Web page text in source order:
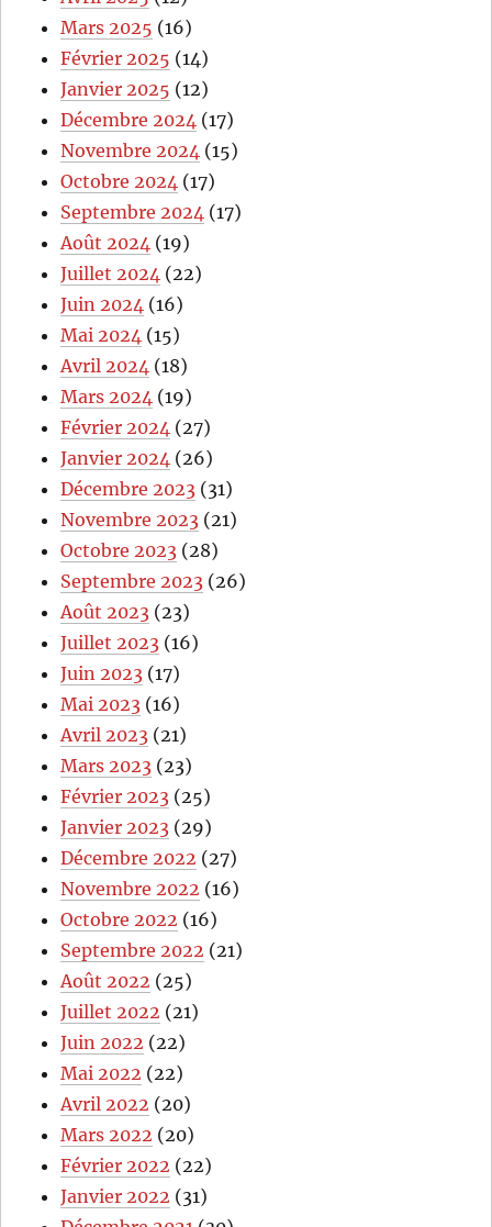
Mars 2025 (16)
Février 2025 (14)
Janvier 2025 (12)
Décembre 2024 (17)
Novembre 2024 (15)
Octobre 2024 (17)
Septembre 2024 (17)
Août 2024 (19)
Juillet 2024 (22)
Juin 2024 (16)
Mai 2024 (15)
Avril 2024 (18)
Mars 2024 (19)
Février 2024 (27)
Janvier 2024 (26)
Décembre 2023 (31)
Novembre 2023 (21)
Octobre 2023 (28)
Septembre 2023 (26)
Août 2023 (23)
Juillet 2023 (16)
Juin 2023 (17)
Mai 2023 (16)
Avril 2023 (21)
Mars 2023 (23)
Février 2023 (25)
Janvier 2023 (29)
Décembre 2022 (27)
Novembre 2022 (16)
Octobre 2022 (16)
Septembre 2022 (21)
Août 2022 (25)
Juillet 2022 (21)
Juin 2022 (22)
Mai 2022 (22)
Avril 2022 (20)
Mars 2022 (20)
Février 2022 (22)
Janvier 2022 (31)